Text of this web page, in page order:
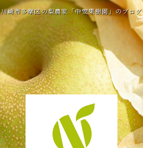
川崎市多摩区の梨農家「中安果樹園」のブログ